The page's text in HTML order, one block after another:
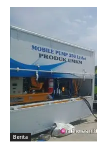
Berita